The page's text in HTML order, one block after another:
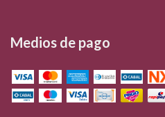
Medios de pago